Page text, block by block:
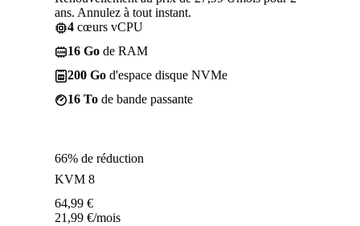
ans. Annulez à tout instant.
4 cœurs vCPU
16 Go de RAM
200 Go d'espace disque NVMe
16 To de bande passante
66% de réduction
KVM 8
64,99 €
21,99 €/mois